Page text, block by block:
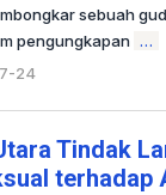
sebuah
pengungkapan …
24
Tindak
terhadap